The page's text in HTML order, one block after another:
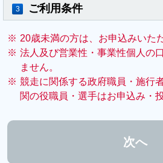
※ 20歳未満の方は、お申込みいた
※ 法人及び営業性・事業性個人の
ません。
※ 競走に関係する政府職員・施行
関の役職員・選手はお申込み・